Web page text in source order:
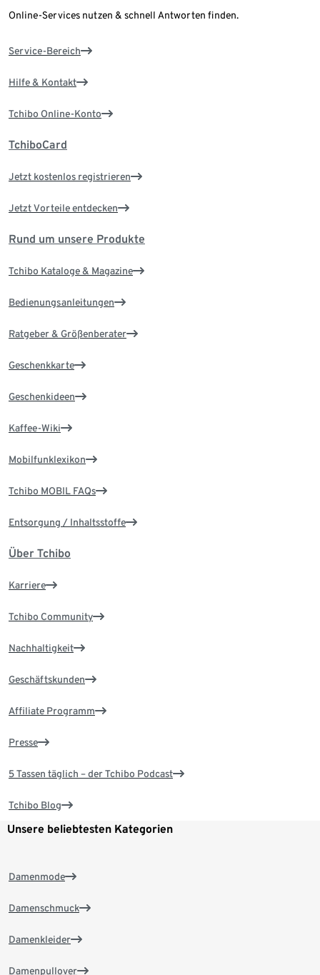
Online-Services nutzen & schnell Antworten finden.
Service-Bereich
Hilfe & Kontakt
Tchibo Online-Konto
TchiboCard
Jetzt kostenlos registrieren
Jetzt Vorteile entdecken
Rund um unsere Produkte
Tchibo Kataloge & Magazine
Bedienungsanleitungen
Ratgeber & Größenberater
Geschenkkarte
Geschenkideen
Kaffee-Wiki
Mobilfunklexikon
Tchibo MOBIL FAQs
Entsorgung / Inhaltsstoffe
Über Tchibo
Karriere
Tchibo Community
Nachhaltigkeit
Geschäftskunden
Affiliate Programm
Presse
5 Tassen täglich – der Tchibo Podcast
Tchibo Blog
Unsere beliebtesten Kategorien
Damenmode
Damenschmuck
Damenkleider
Damenpullover